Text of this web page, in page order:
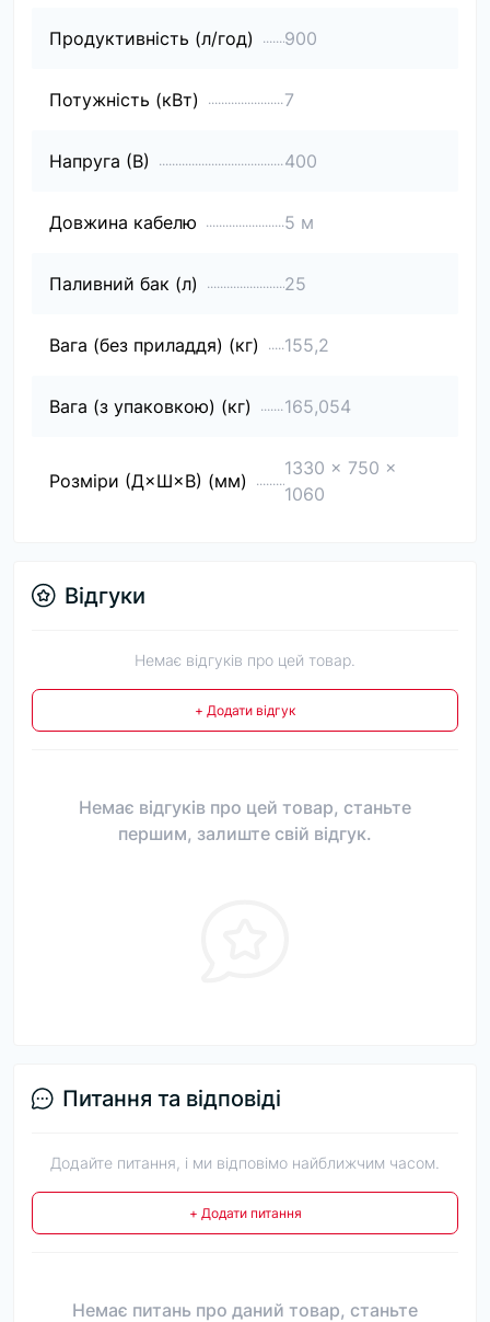
Продуктивність (л/год) 900
Потужність (кВт) 7
Напруга (В) 400
Довжина кабелю 5 м
Паливний бак (л) 25
Вага (без приладдя) (кг) 155,2
Вага (з упаковкою) (кг) 165,054
Розміри (Д×Ш×В) (мм)
1330 x 750 x
1060
Відгуки
Немає відгуків про цей товар.
+ Додати відгук
Немає відгуків про цей товар, станьте
першим, залиште свій відгук.
Питання та відповіді
Додайте питання, і ми відповімо найближчим часом.
+ Додати питання
Немає питань про даний товар, станьте